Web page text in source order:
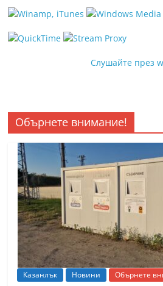
Слушайте през
Обърнете внимание!
Казанлък Новини Обърнете